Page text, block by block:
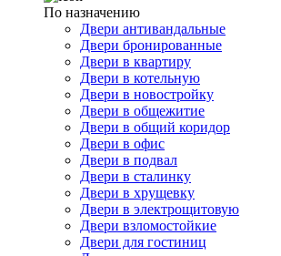
По назначению
Двери антивандальные
Двери бронированные
Двери в квартиру
Двери в котельную
Двери в новостройку
Двери в общежитие
Двери в общий коридор
Двери в офис
Двери в подвал
Двери в сталинку
Двери в хрущевку
Двери в электрощитовую
Двери взломостойкие
Двери для гостиниц